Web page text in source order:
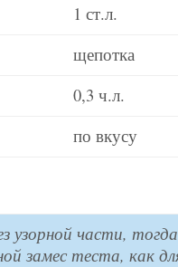
1 ст.л.
щепотка
0,3 ч.л.
по вкусу
узорной части,
замес теста, как